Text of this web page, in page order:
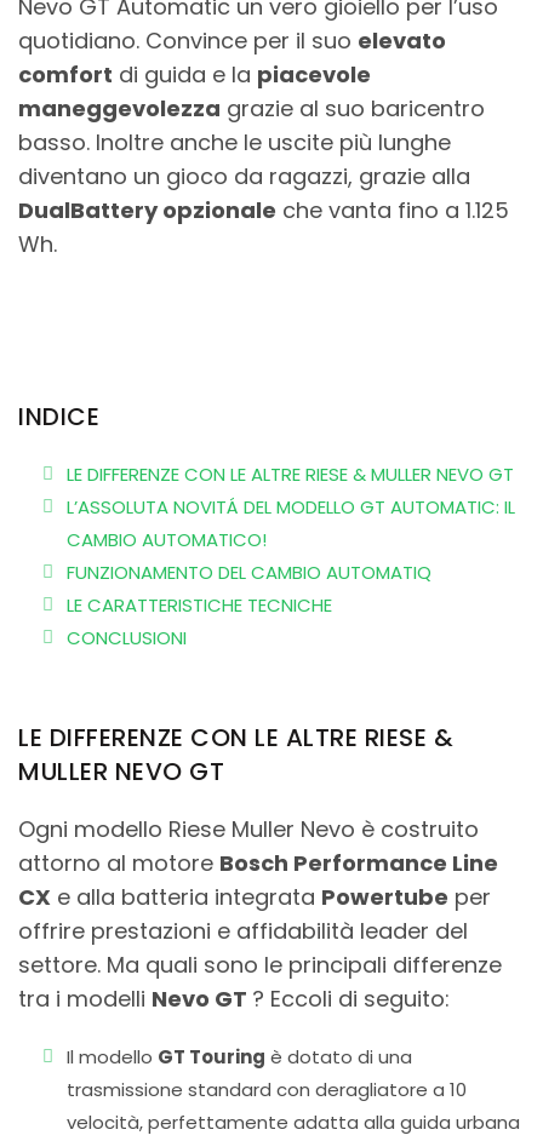
Nevo GT Automatic un vero gioiello per l’uso
quotidiano. Convince per il suo elevato
comfort di guida e la piacevole
maneggevolezza grazie al suo baricentro
basso. Inoltre anche le uscite più lunghe
diventano un gioco da ragazzi, grazie alla
DualBattery opzionale che vanta fino a 1.125
Wh.
INDICE
LE DIFFERENZE CON LE ALTRE RIESE & MULLER NEVO GT
L’ASSOLUTA NOVITÁ DEL MODELLO GT AUTOMATIC: IL
CAMBIO AUTOMATICO!
FUNZIONAMENTO DEL CAMBIO AUTOMATIQ
LE CARATTERISTICHE TECNICHE
CONCLUSIONI
LE DIFFERENZE CON LE ALTRE RIESE &
MULLER NEVO GT
Ogni modello Riese Muller Nevo è costruito
attorno al motore Bosch Performance Line
CX e alla batteria integrata Powertube per
offrire prestazioni e affidabilità leader del
settore. Ma quali sono le principali differenze
tra i modelli Nevo GT ? Eccoli di seguito:
Il modello GT Touring è dotato di una
trasmissione standard con deragliatore a 10
velocità, perfettamente adatta alla guida urbana